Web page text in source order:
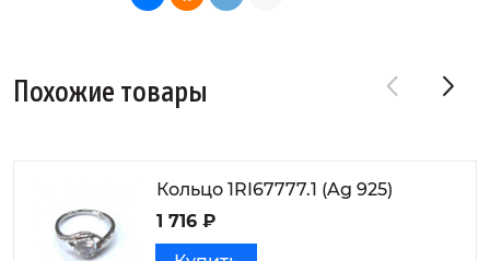
Похожие товары
Кольцо 1RI67777.1 (Ag 925)
1 716 ₽